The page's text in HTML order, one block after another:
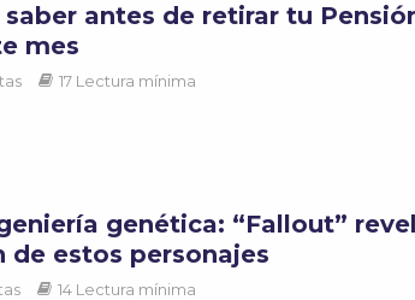
antes de retirar tu
mes
17 Lectura mínima
genética: “Fallout”
de estos personajes
14 Lectura mínima